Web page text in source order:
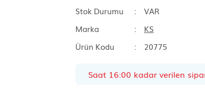
Stok Durumu
VAR
Marka
KS
Ürün Kodu
20775
Saat 16:00 kadar verilen